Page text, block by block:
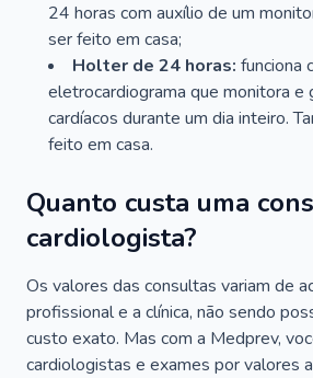
24 horas com auxílio de um
ser feito em casa;
Holter de 24 horas: funciona
eletrocardiograma que monitora e
cardíacos durante um dia inteiro.
feito em casa.
Quanto custa uma
cardiologista?
Os valores das consultas variam de
profissional e a clínica, não sendo
custo exato. Mas com a Medprev,
cardiologistas e exames por valores